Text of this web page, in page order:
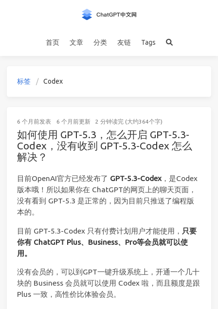
首页 文章 分类 友链 Tags
标签 Codex
6 个月前发表 6 个月前更新 2 分钟读完 (大约364个字)
如何使用 GPT-5.3，怎么开启 GPT-5.3-
Codex，没有收到 GPT-5.3-Codex 怎么
解决？
目前OpenAI官方已经发布了 GPT-5.3-Codex，是Codex
版本哦！所以如果你在 ChatGPT的网页上的聊天页面，
没有看到 GPT-5.3 是正常的，因为目前只推送了编程版
本的。
目前 GPT-5.3-Codex 只有付费计划用户才能使用， 只要
你有 ChatGPT Plus、Business、Pro等会员就可以使
用。
没有会员的，可以到GPT一键升级系统上，开通一个几十
块的 Business 会员就可以使用 Codex 啦，而且额度是跟
Plus 一致，高性价比体验会员。